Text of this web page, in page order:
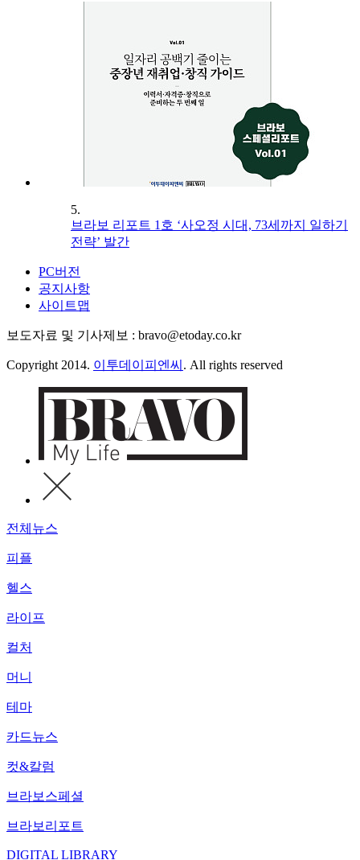
5.
브라보 리포트 1호 ‘사오정 시대, 73세까지 일하기
전략’ 발간
PC버전
공지사항
사이트맵
보도자료 및 기사제보 : bravo@etoday.co.kr
Copyright 2014. 이투데이피엔씨 . All rights reserved
전체뉴스
피플
헬스
라이프
컬처
머니
테마
카드뉴스
컷&칼럼
브라보스페셜
브라보리포트
DIGITAL LIBRARY